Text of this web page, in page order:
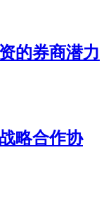
的券商潜力
略合作协